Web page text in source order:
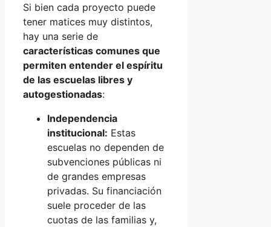
Si bien cada proyecto puede
tener matices muy distintos,
hay una serie de
características comunes que
permiten entender el espíritu
de las escuelas libres y
autogestionadas:
Independencia
institucional: Estas
escuelas no dependen de
subvenciones públicas ni
de grandes empresas
privadas. Su financiación
suele proceder de las
cuotas de las familias y,